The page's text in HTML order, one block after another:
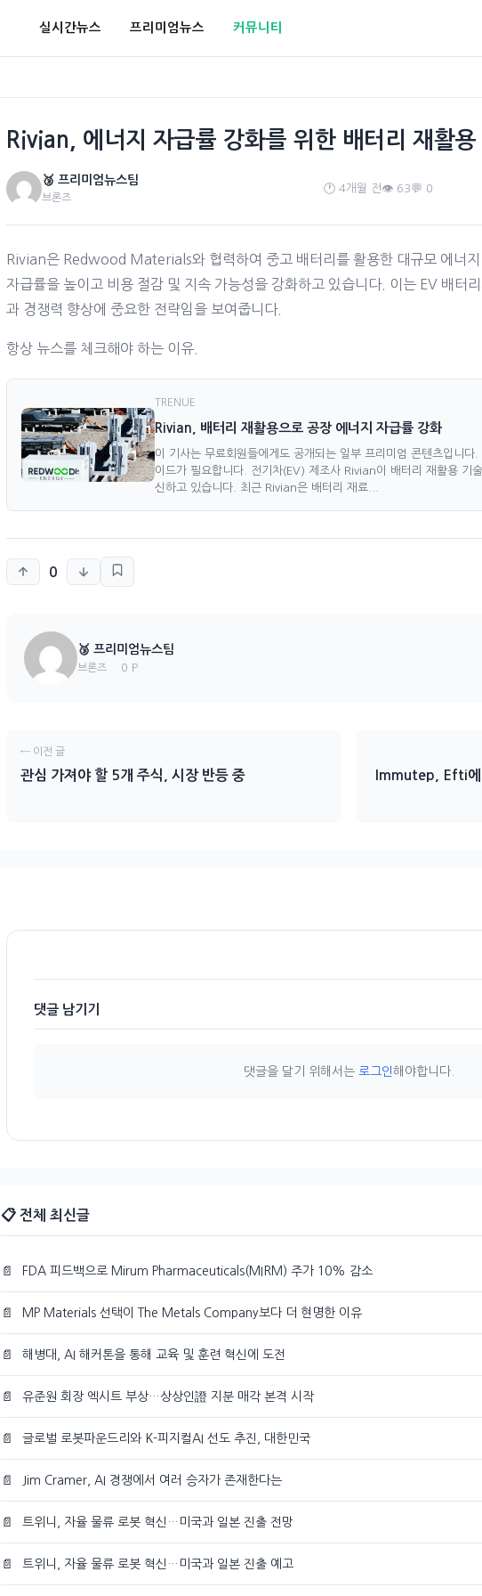
실시간뉴스 프리미엄뉴스 커뮤니티
Rivian, 에너지 자급률 강화를 위한 배터리 재활용
🥉 프리미엄뉴스팀
브론즈
🕐 4개월 전 👁️ 63💬 0
Rivian은 Redwood Materials와 협력하여 중고 배터리를 활용한 대규모 에너지
자급률을 높이고 비용 절감 및 지속 가능성을 강화하고 있습니다. 이는 EV 배터
과 경쟁력 향상에 중요한 전략임을 보여줍니다.
항상 뉴스를 체크해야 하는 이유.
TRENUE
Rivian, 배터리 재활용으로 공장 에너지 자급률 강화
이 기사는 무료회원들에게도 공개되는 일부 프리미엄 콘텐츠입니다
이드가 필요합니다. 전기차(EV) 제조사 Rivian이 배터리 재활용 기
신하고 있습니다. 최근 Rivian은 배터리 재료...
0
🥉 프리미엄뉴스팀
브론즈 0 P
← 이전 글
관심 가져야 할 5개 주식, 시장 반등 중
Immutep, Efti에
댓글 남기기
댓글을 달기 위해서는 로그인해야합니다.
📋 전체 최신글
📄 FDA 피드백으로 Mirum Pharmaceuticals(MIRM) 주가 10% 감소
📄 MP Materials 선택이 The Metals Company보다 더 현명한 이유
📄 해병대, AI 해커톤을 통해 교육 및 훈련 혁신에 도전
📄 유준원 회장 엑시트 부상…상상인證 지분 매각 본격 시작
📄 글로벌 로봇파운드리와 K-피지컬AI 선도 추진, 대한민국
📄 Jim Cramer, AI 경쟁에서 여러 승자가 존재한다는
📄 트위니, 자율 물류 로봇 혁신…미국과 일본 진출 전망
📄 트위니, 자율 물류 로봇 혁신…미국과 일본 진출 예고